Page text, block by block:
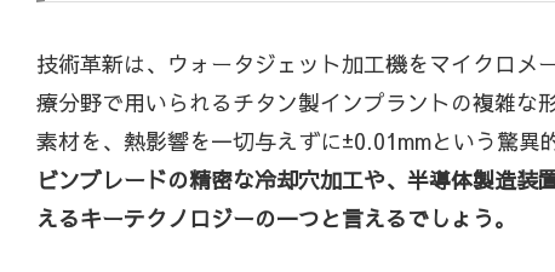
技術革新は、ウォータジェット加工機をマイクロ
療分野で用いられるチタン製インプラントの複雑な
素材を、熱影響を一切与えずに±0.01mmという驚異
ビンブレードの精密な冷却穴加工や、半導体製造
えるキーテクノロジーの一つと言えるでしょう。